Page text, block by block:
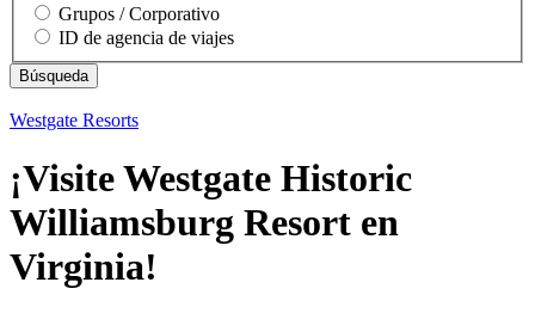
Grupos / Corporativo
ID de agencia de viajes
Westgate Resorts
¡Visite Westgate Historic
Williamsburg Resort en
Virginia!